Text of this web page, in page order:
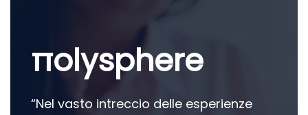
πolysphere
“Nel vasto intreccio delle esperienze